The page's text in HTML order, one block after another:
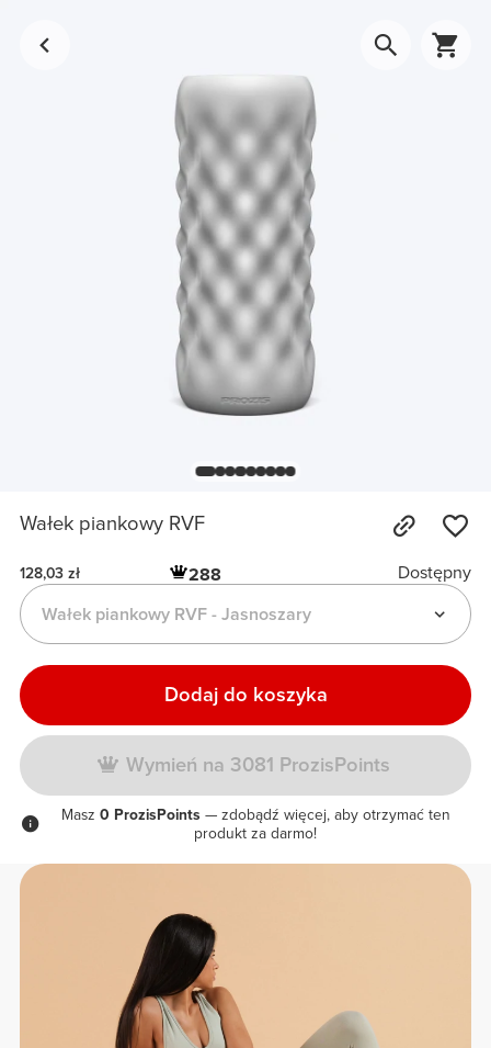
Wałek piankowy RVF
128,03 zł 288
Dostępny
Wałek piankowy RVF - Jasnoszary
Dodaj do koszyka
Wymień na 3081 ProzisPoints
Masz 0 ProzisPoints — zdobądź więcej, aby otrzymać ten
produkt za darmo!